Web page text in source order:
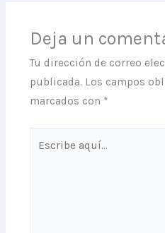
Deja un
Tu dirección de correo
publicada. Los campos
marcados con *